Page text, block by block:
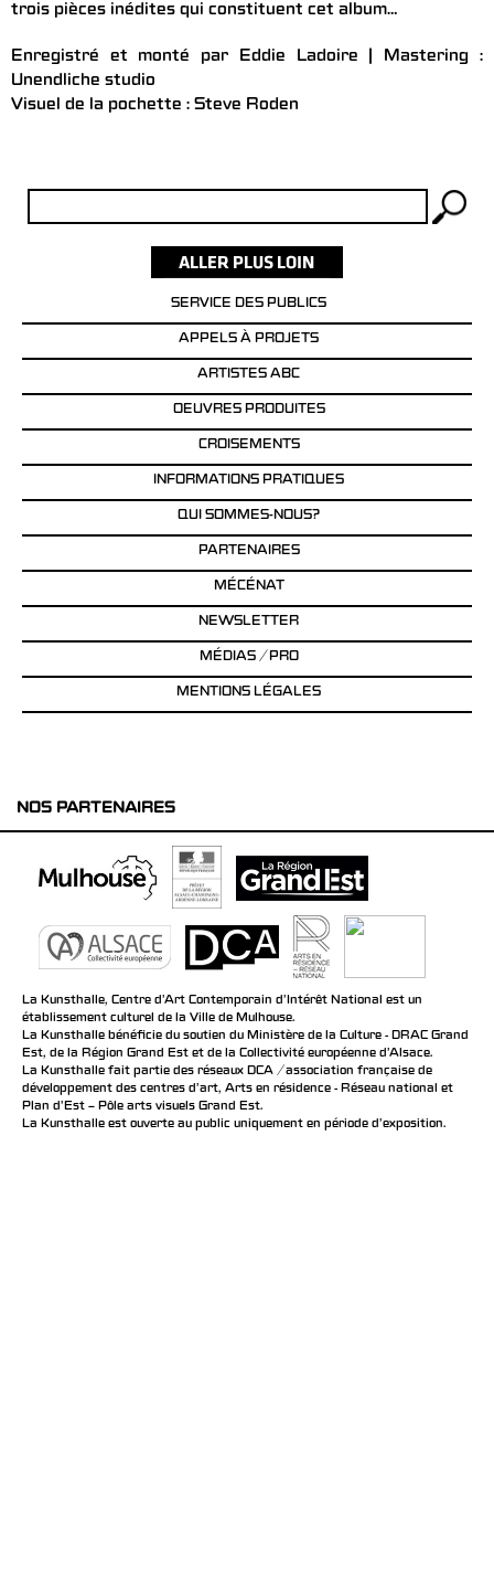
trois pièces inédites qui constituent cet album…
Enregistré et monté par Eddie Ladoire | Mastering :
Unendliche studio
Visuel de la pochette : Steve Roden
SERVICE DES PUBLICS
APPELS À PROJETS
ARTISTES ABC
OEUVRES PRODUITES
CROISEMENTS
INFORMATIONS PRATIQUES
QUI SOMMES-NOUS?
PARTENAIRES
MÉCÉNAT
NEWSLETTER
MÉDIAS / PRO
MENTIONS LÉGALES
NOS PARTENAIRES
La Kunsthalle, Centre d’Art Contemporain d’Intérêt National est un
établissement culturel de la Ville de Mulhouse.
La Kunsthalle bénéficie du soutien du Ministère de la Culture - DRAC Grand
Est, de la Région Grand Est et de la Collectivité européenne d’Alsace.
La Kunsthalle fait partie des réseaux DCA / association française de
développement des centres d'art, Arts en résidence - Réseau national et
Plan d’Est – Pôle arts visuels Grand Est.
La Kunsthalle est ouverte au public uniquement en période d'exposition.